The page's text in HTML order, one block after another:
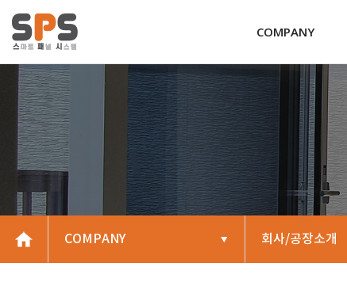
COMPANY
COMPANY 회사/공장소개